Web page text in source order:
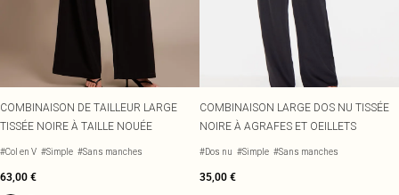
COMBINAISON DE TAILLEUR LARGE
TISSÉE NOIRE À TAILLE NOUÉE
#Col en V #Simple #Sans manches
63,00 €
COMBINAISON LARGE DOS NU TISSÉE
NOIRE À AGRAFES ET OEILLETS
#Dos nu #Simple #Sans manches
35,00 €